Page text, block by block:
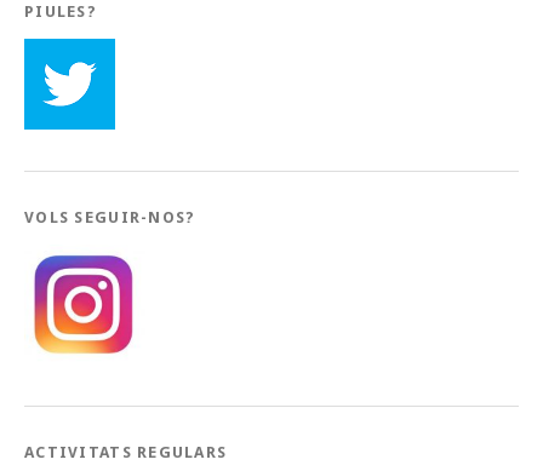
PIULES?
VOLS SEGUIR-NOS?
ACTIVITATS REGULARS